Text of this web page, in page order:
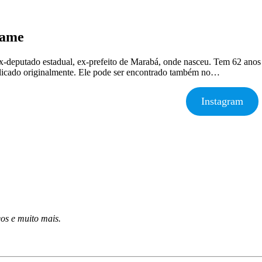
deputado estadual, ex-prefeito de Marabá, onde nasceu. Tem 62
originalmente. Ele pode ser encontrado também no…
Instagram
e muito mais.